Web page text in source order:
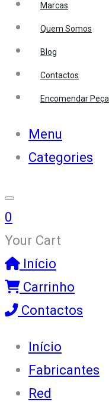
Marcas
Quem Somos
Blog
Contactos
Encomendar Peça
Menu
Categories
0
Your Cart
Início
Carrinho
Contactos
Início
Fabricantes
Red